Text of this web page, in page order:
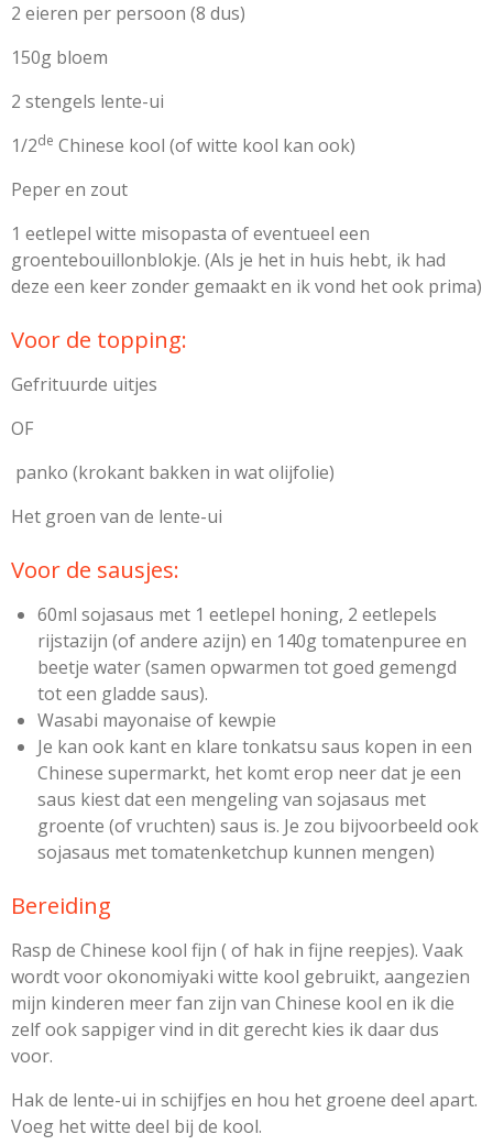
2 eieren per persoon (8 dus)
150g bloem
2 stengels lente-ui
1/2de Chinese kool (of witte kool kan ook)
Peper en zout
1 eetlepel witte misopasta of eventueel een
groentebouillonblokje. (Als je het in huis hebt, ik had
deze een keer zonder gemaakt en ik vond het ook prima)
Voor de topping:
Gefrituurde uitjes
OF
panko (krokant bakken in wat olijfolie)
Het groen van de lente-ui
Voor de sausjes:
60ml sojasaus met 1 eetlepel honing, 2 eetlepels
rijstazijn (of andere azijn) en 140g tomatenpuree en
beetje water (samen opwarmen tot goed gemengd
tot een gladde saus).
Wasabi mayonaise of kewpie
Je kan ook kant en klare tonkatsu saus kopen in een
Chinese supermarkt, het komt erop neer dat je een
saus kiest dat een mengeling van sojasaus met
groente (of vruchten) saus is. Je zou bijvoorbeeld ook
sojasaus met tomatenketchup kunnen mengen)
Bereiding
Rasp de Chinese kool fijn ( of hak in fijne reepjes). Vaak
wordt voor okonomiyaki witte kool gebruikt, aangezien
mijn kinderen meer fan zijn van Chinese kool en ik die
zelf ook sappiger vind in dit gerecht kies ik daar dus
voor.
Hak de lente-ui in schijfjes en hou het groene deel apart.
Voeg het witte deel bij de kool.